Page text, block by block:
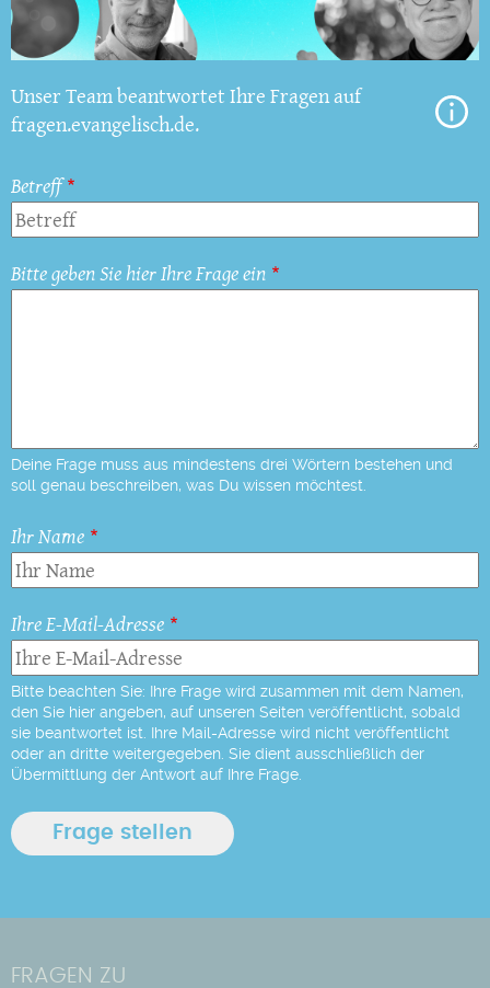
Unser Team beantwortet Ihre Fragen auf
fragen.evangelisch.de.
Betreff
Bitte geben Sie hier Ihre Frage ein
Deine Frage muss aus mindestens drei Wörtern bestehen und
soll genau beschreiben, was Du wissen möchtest.
Ihr Name
Ihre E-Mail-Adresse
Bitte beachten Sie: Ihre Frage wird zusammen mit dem Namen,
den Sie hier angeben, auf unseren Seiten veröffentlicht, sobald
sie beantwortet ist. Ihre Mail-Adresse wird nicht veröffentlicht
oder an dritte weitergegeben. Sie dient ausschließlich der
Übermittlung der Antwort auf Ihre Frage.
FRAGEN ZU